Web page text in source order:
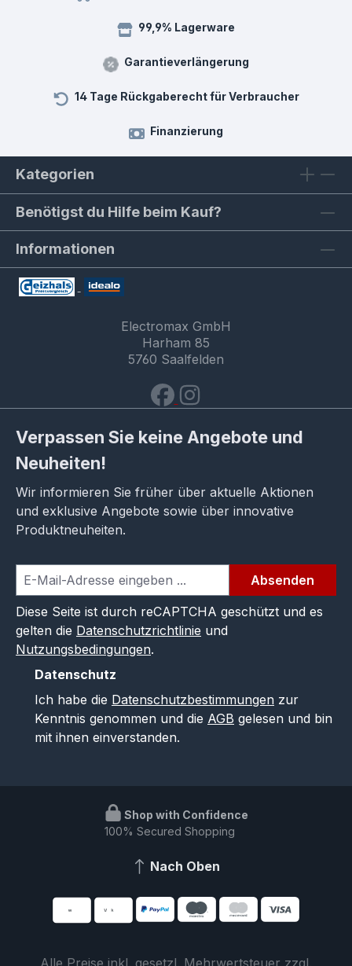
99,9% Lagerware
Garantieverlängerung
14 Tage Rückgaberecht für Verbraucher
Finanzierung
Kategorien
Benötigst du Hilfe beim Kauf?
Informationen
Electromax GmbH
Harham 85
5760 Saalfelden
Verpassen Sie keine Angebote und
Neuheiten!
Wir informieren Sie früher über aktuelle Aktionen
und exklusive Angebote sowie über innovative
Produktneuheiten.
Absenden
Diese Seite ist durch reCAPTCHA geschützt und es
gelten die Datenschutzrichtlinie und
Nutzungsbedingungen.
Datenschutz
Ich habe die Datenschutzbestimmungen zur
Kenntnis genommen und die AGB gelesen und bin
mit ihnen einverstanden.
Shop with Confidence
100% Secured Shopping
Nach Oben